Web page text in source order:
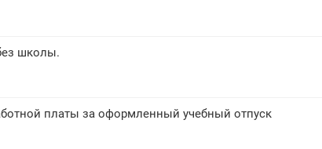
школы.
платы за оформленный учебный отпуск